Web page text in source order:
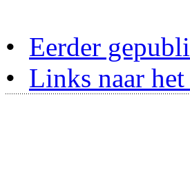
• Eerder
• Links naar